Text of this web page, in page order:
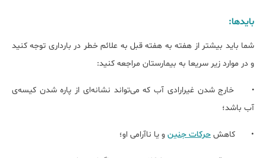
بایدها:
شما باید بیشتر از هفته به هفته قبل به علائم خطر در بارداری توجه کنید
و در موارد زیر سریعا به بیمارستان مراجعه کنید:
•
خارج شدن غیرارادی آب که می‌تواند نشانه‌ای از پاره شدن کیسه‌ی
آب باشد؛
• کاهش حرکات جنین و یا ناآرامی او؛